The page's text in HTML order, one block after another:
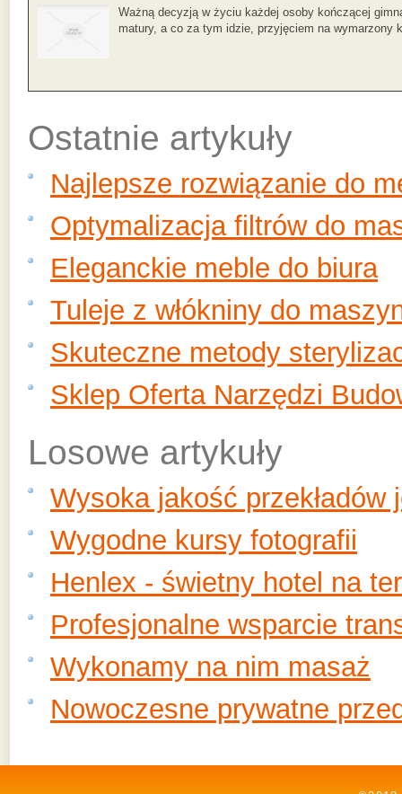
Ważną decyzją w życiu każdej osoby kończącej
matury, a co za tym idzie, przyjęciem na wymarzony
Ostatnie artykuły
Najlepsze rozwiązanie do
Optymalizacja filtrów do
Eleganckie meble do biura
Tuleje z włókniny do
Skuteczne metody
Sklep Oferta Narzędzi
Losowe artykuły
Wysoka jakość przekładów
Wygodne kursy fotografii
Henlex - świetny hotel na
Profesjonalne wsparcie
Wykonamy na nim masaż
Nowoczesne prywatne